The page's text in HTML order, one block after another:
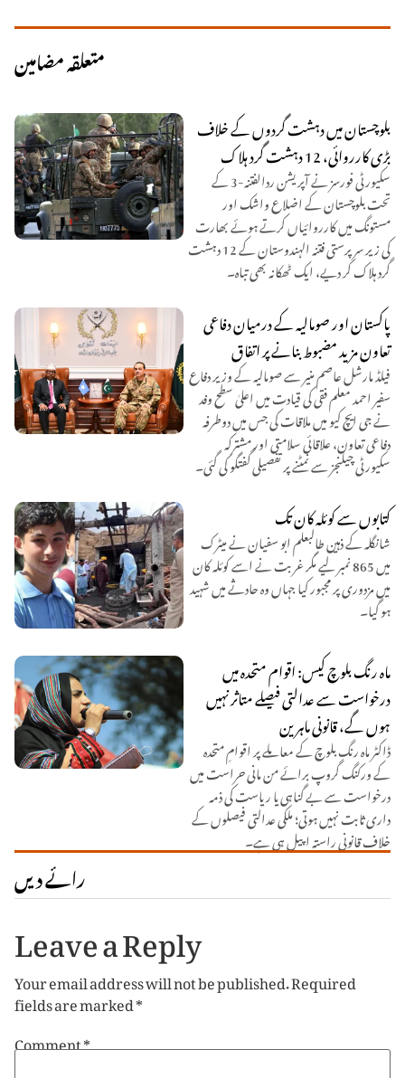
متعلقہ مضامین
بلوچستان میں دہشت گردوں کے خلاف
بڑی کارروائی، 12 دہشت گرد ہلاک
سکیورٹی فورسز نے آپریشن ردالفتنہ-3 کے
تحت بلوچستان کے اضلاع واشک اور
مستونگ میں کارروائیاں کرتے ہوئے بھارت
کی زیر سرپرستی فتنہ الہندوستان کے 12 دہشت
گرد ہلاک کر دیے، ایک ٹھکانہ بھی تباہ۔
پاکستان اور صومالیہ کے درمیان دفاعی
تعاون مزید مضبوط بنانے پر اتفاق
فیلڈ مارشل عاصم منیر سے صومالیہ کے وزیر دفاع
سفیر احمد معلم فقی کی قیادت میں اعلیٰ سطح وفد
نے جی ایچ کیو میں ملاقات کی جس میں دوطرفہ
دفاعی تعاون، علاقائی سلامتی اور مشترکہ
سکیورٹی چیلنجز سے نمٹنے پر تفصیلی گفتگو کی گئی۔
کتابوں سے کوئلہ کان تک
شانگلہ کے ذہین طالبعلم ابو سفیان نے میٹرک
میں 865 نمبر لیے مگر غربت نے اسے کوئلہ کان
میں مزدوری پر مجبور کیا جہاں وہ حادثے میں شہید
ہو گیا۔
ماہ رنگ بلوچ کیس: اقوام متحدہ میں
درخواست سے عدالتی فیصلے متاثر نہیں
ہوں گے، قانونی ماہرین
ڈاکٹر ماہ رنگ بلوچ کے معاملے پر اقوامِ متحدہ
کے ورکنگ گروپ برائے من مانی حراست میں
درخواست سے بے گناہی یا ریاست کی ذمہ
داری ثابت نہیں ہوتی؛ ملکی عدالتی فیصلوں کے
خلاف قانونی راستہ اپیل ہی ہے۔
رائے دیں
Leave a Reply
Your email address will not be published.Required
fields are marked*
Comment*